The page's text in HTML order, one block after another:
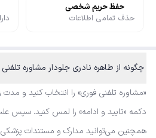
حفظ حریم شخصی
حذف تمامی اطلاعات
چگونه از طاهره نادری جلودار مشاوره تلفنی فوری و متنی بگیرم؟
«مشاوره تلفنی فوری» را انتخاب کنید و
دکمه «تایید و ادامه» را لمس کنید. سپس
همچنین می‌توانید مدارک و مستندات